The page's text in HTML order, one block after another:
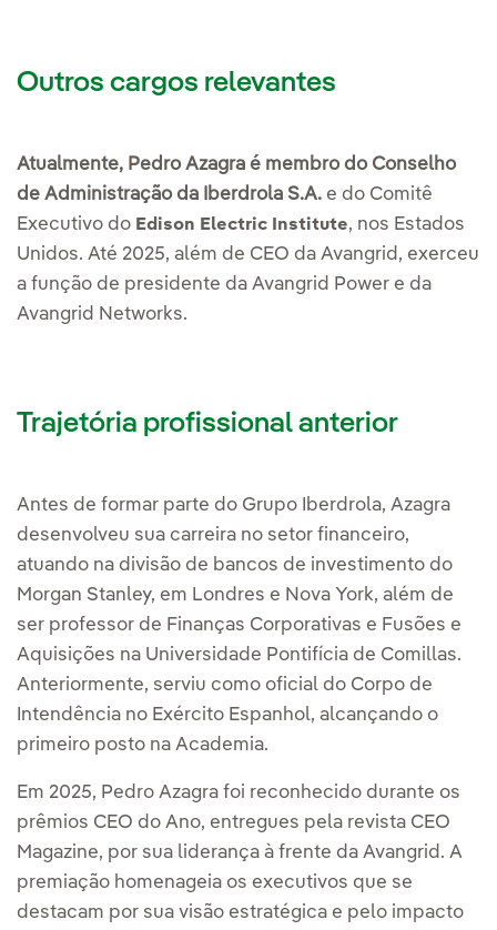
Outros cargos relevantes
Atualmente, Pedro Azagra é membro do Conselho
de Administração da Iberdrola S.A. e do Comitê
Executivo do Edison Electric Institute, nos Estados
Unidos. Até 2025, além de CEO da Avangrid, exerceu
a função de presidente da Avangrid Power e da
Avangrid Networks.
Trajetória profissional anterior
Antes de formar parte do Grupo Iberdrola, Azagra
desenvolveu sua carreira no setor financeiro,
atuando na divisão de bancos de investimento do
Morgan Stanley, em Londres e Nova York, além de
ser professor de Finanças Corporativas e Fusões e
Aquisições na Universidade Pontifícia de Comillas.
Anteriormente, serviu como oficial do Corpo de
Intendência no Exército Espanhol, alcançando o
primeiro posto na Academia.
Em 2025, Pedro Azagra foi reconhecido durante os
prêmios CEO do Ano, entregues pela revista CEO
Magazine, por sua liderança à frente da Avangrid. A
premiação homenageia os executivos que se
destacam por sua visão estratégica e pelo impacto